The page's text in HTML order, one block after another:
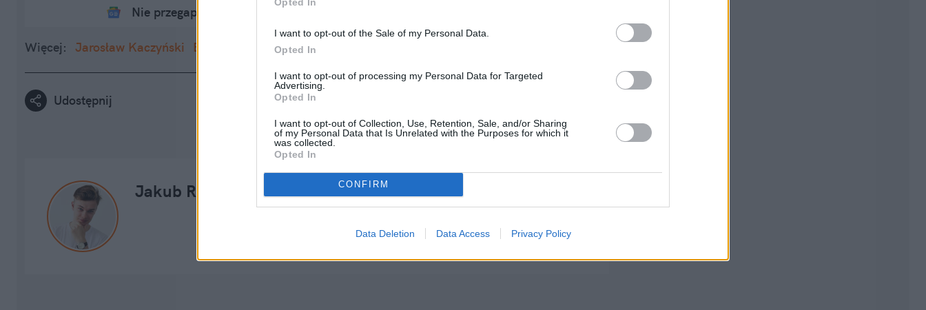
I want to opt-out of the Sale of my Personal Data.
Opted In
I want to opt-out of processing my Personal Data for Targeted
Advertising.
Opted In
I want to opt-out of Collection, Use, Retention, Sale, and/or Sharing
of my Personal Data that Is Unrelated with the Purposes for which it
was collected.
Opted In
CONFIRM
Data Deletion Data Access Privacy Policy
Nie przegap żadnej ważnej wiadomości i obserwuj nas w Google News!
Więcej: Jarosław Kaczyński Beata Szydło
Udostępnij
Jakub Rusak